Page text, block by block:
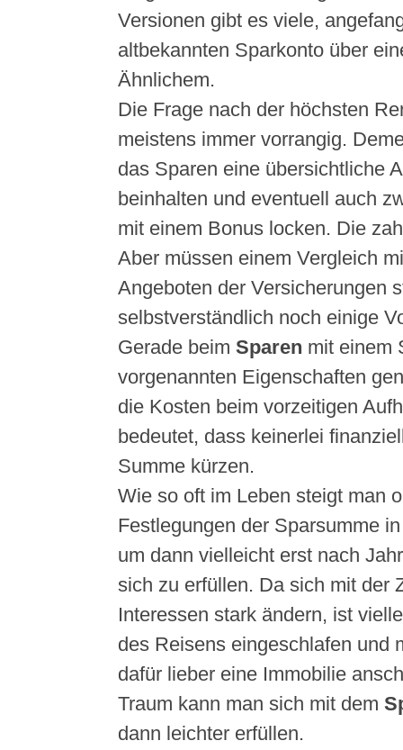
Versionen gibt es viele,
altbekannten Sparkonto über
Ähnlichem.
Die Frage nach der höchsten
meistens immer vorrangig.
das Sparen eine übersichtliche
beinhalten und eventuell auch
mit einem Bonus locken. Die
Aber müssen einem Vergleich
Angeboten der Versicherungen
selbstverständlich noch einige
Gerade beim Sparen mit einem
vorgenannten Eigenschaften
die Kosten beim vorzeitigen
bedeutet, dass keinerlei
Summe kürzen.
Wie so oft im Leben steigt man
Festlegungen der Sparsumme
um dann vielleicht erst nach
sich zu erfüllen. Da sich mit der
Interessen stark ändern, ist
des Reisens eingeschlafen und
dafür lieber eine Immobilie
Traum kann man sich mit dem
dann leichter erfüllen.